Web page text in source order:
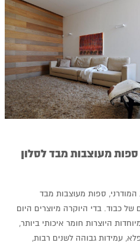
מעוצבות מבד לסלון
המודרני, ספות מעוצבות מבד
של כבוד. בדי היוקרה מיוצרים היום
מיוחדות היוצרות חומר איכותי ביותר,
עמידות גבוהה לשנים רבות,